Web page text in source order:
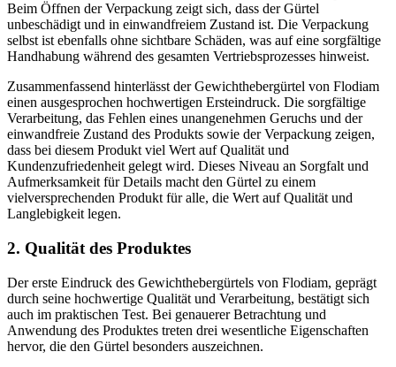
Beim Öffnen der Verpackung zeigt sich, dass der Gürtel
unbeschädigt und in einwandfreiem Zustand ist. Die Verpackung
selbst ist ebenfalls ohne sichtbare Schäden, was auf eine sorgfältige
Handhabung während des gesamten Vertriebsprozesses hinweist.
Zusammenfassend hinterlässt der Gewichthebergürtel von Flodiam
einen ausgesprochen hochwertigen Ersteindruck. Die sorgfältige
Verarbeitung, das Fehlen eines unangenehmen Geruchs und der
einwandfreie Zustand des Produkts sowie der Verpackung zeigen,
dass bei diesem Produkt viel Wert auf Qualität und
Kundenzufriedenheit gelegt wird. Dieses Niveau an Sorgfalt und
Aufmerksamkeit für Details macht den Gürtel zu einem
vielversprechenden Produkt für alle, die Wert auf Qualität und
Langlebigkeit legen.
2. Qualität des Produktes
Der erste Eindruck des Gewichthebergürtels von Flodiam, geprägt
durch seine hochwertige Qualität und Verarbeitung, bestätigt sich
auch im praktischen Test. Bei genauerer Betrachtung und
Anwendung des Produktes treten drei wesentliche Eigenschaften
hervor, die den Gürtel besonders auszeichnen.